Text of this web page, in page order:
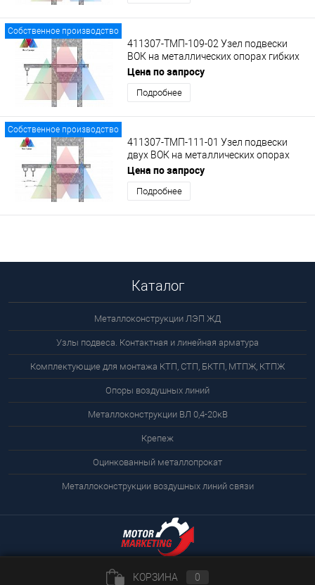
Собственное производство
411307-ТМП-109-02 Узел подвески
ВОК на металлических опорах гибких
поперечин на кронштейне с кольцом
Цена по запросу
Подробнее
Собственное производство
411307-ТМП-111-01 Узел подвески
двух ВОК на металлических опорах
гибких поперечин на кронштейне с
кольцами
Цена по запросу
Подробнее
Каталог
Металлоконструкции ЛЭП ЖД
Узлы подвеса. Контактная и линейная арматура
Комплектующие для монтажа КТП, СТП, БКТП, МТПЖ, КТПЖ
Опоры воздушных линий
Металлоконструкции ВЛ 0,4-20кВ
Крепеж
Оцинкованный металлопрокат
Металлоконструкции воздушных линий связи
КОРЗИНА 0